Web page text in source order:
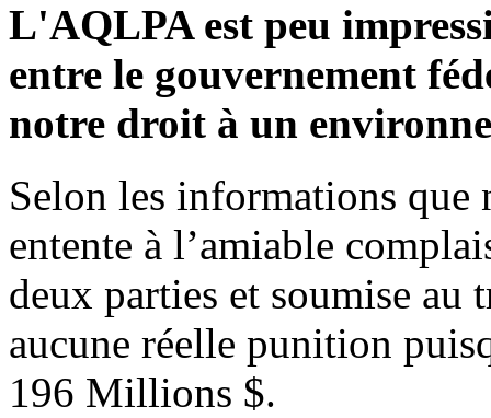
L'AQLPA est peu
entre le gouvernement
notre droit à un
Selon les informations que
entente à l’amiable
deux parties et soumise au
aucune réelle punition
196 Millions $.